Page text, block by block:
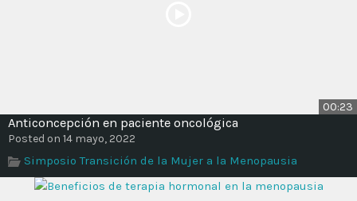
00:23
Anticoncepción en paciente oncológica
Posted on 14 mayo, 2022
Simposio Transición de la Mujer a la Menopausia